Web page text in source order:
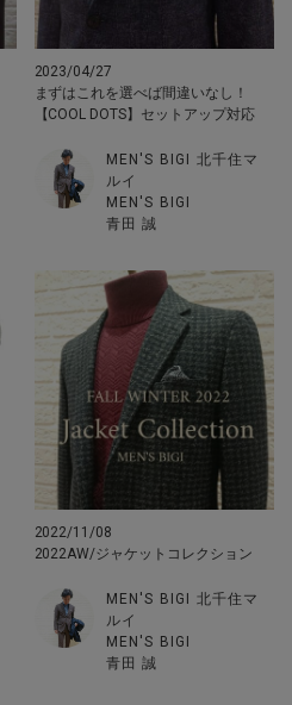
2023/04/27
まずはこれを選べば間違いなし！
【COOL DOTS】セットアップ対応
MEN'S BIGI 北千住マ
ルイ
MEN'S BIGI
青田 誠
2022/11/08
2022AW/ジャケットコレクション
MEN'S BIGI 北千住マ
ルイ
MEN'S BIGI
青田 誠